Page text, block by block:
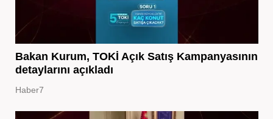
Bakan Kurum, TOKİ Açık Satış Kampanyasının
detaylarını açıkladı
Haber7